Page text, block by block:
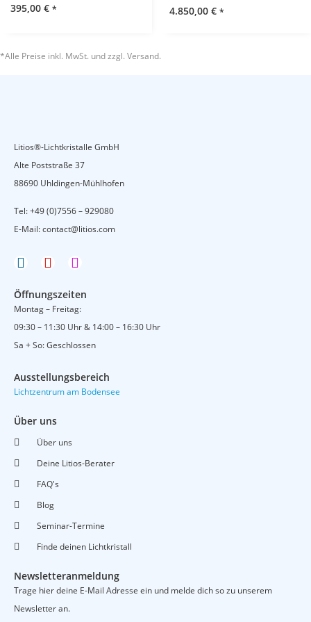
395,00 € *
4.850,00 € *
*Alle Preise inkl. MwSt. und zzgl. Versand.
Litios®-Lichtkristalle GmbH
Alte Poststraße 37
88690 Uhldingen-Mühlhofen
Tel:+49 (0)7556 – 929080
E-Mail:contact@litios.com
F
c
e
b
o
o
Y
u
t
u
b
e
I
s
t
a
g
r
m
Öffnungszeiten
Montag – Freitag:
09:30 – 11:30 Uhr & 14:00 – 16:30 Uhr
Sa + So: Geschlossen
Ausstellungsbereich
Lichtzentrum am Bodensee
Über uns
Über uns
Deine Litios-Berater
FAQ's
Blog
Seminar-Termine
Finde deinen Lichtkristall
Newsletteranmeldung
Trage hier deine E-Mail Adresse ein und melde dich so zu unserem
Newsletter an.